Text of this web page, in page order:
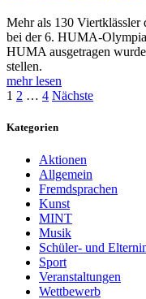
Mehr als 130 Viertklässler
bei der 6. HUMA-
HUMA ausgetragen
stellen.
mehr lesen
der
1 2 … 4 Nächste
Kategorien
Aktionen
Allgemein
Fremdsprachen
Kunst
MINT
Musik
Schüler- und
Sport
Veranstaltungen
Wettbewerb